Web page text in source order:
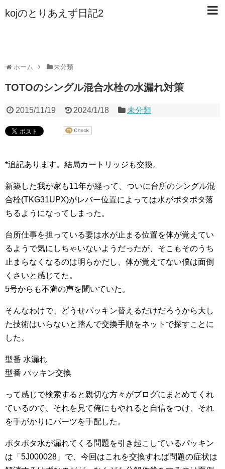
kojのとりあえず日記2
ホーム 未分類
TOTOのシングル混合水栓の水漏れ対策
2015/11/19 2024/1/18 未分類
*追記あります。結局カートリッジも交換。
新築した我が家も11年が経って、ついに台所のシングル混
合栓(TKG31UPX)がレバー位置によっては水がポタポタ落
ちるようになってしまった。
台所仕事を担っている妻は水が止まる位置を体が覚えてい
るようで気にしちゃいないようだったが、そこもそのうち
止まらなくなるのは明らかだし、体が覚えてない僕は面倒
くさいと感じてた。
5号からも不満の声を聞いていた。
そんなわけで、どうせパッキン替えるだけだろうから大し
た技術はいらないと踏んで交換手順をネットで探すことに
した。
型番 水漏れ
型番 パッキン交換
って感じで検索すると親切な方々がブログにまとめてくれ
ているので、それを見て俺にもやれると自信をつけ、それ
を手がかりにパーツを手配した。
ポタポタ水が漏れてくる問題を引き起こしているパッキン
は「5J000028」で、今回はこれを交換すれば問題の症状は